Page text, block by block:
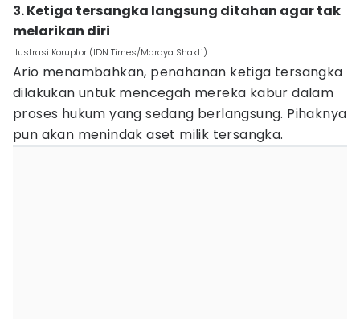
3. Ketiga tersangka langsung ditahan agar tak
melarikan diri
Ilustrasi Koruptor (IDN Times/Mardya Shakti)
Ario menambahkan, penahanan ketiga tersangka
dilakukan untuk mencegah mereka kabur dalam
proses hukum yang sedang berlangsung. Pihaknya
pun akan menindak aset milik tersangka.